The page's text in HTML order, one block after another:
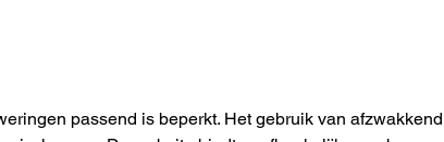
passend is beperkt. Het gebruik van afzwakkend